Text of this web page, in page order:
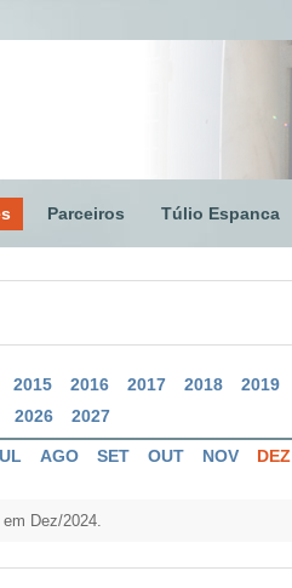
Parceiros Túlio Espanca
2015 2016 2017 2018
2019
2026 2027
AGO SET OUT NOV DEZ
Dez/2024.